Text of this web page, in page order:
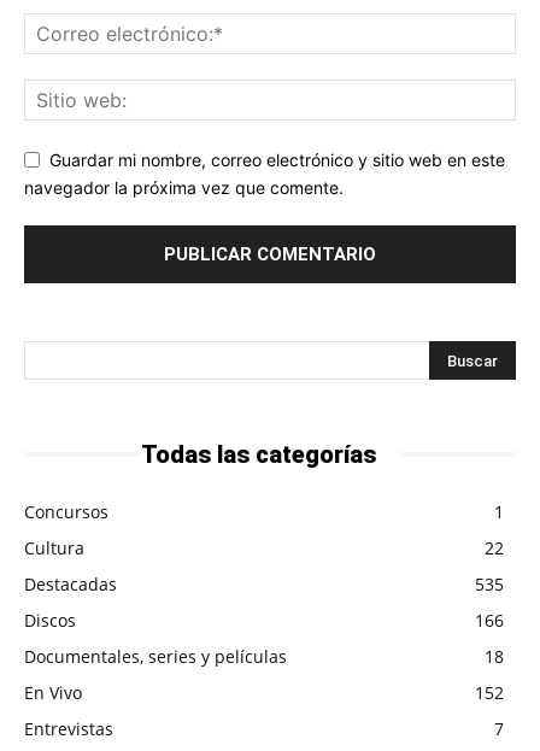
Guardar mi nombre, correo electrónico y sitio web en este
navegador la próxima vez que comente.
Todas las categorías
Concursos
1
Cultura
22
Destacadas
535
Discos
166
Documentales, series y películas
18
En Vivo
152
Entrevistas
7